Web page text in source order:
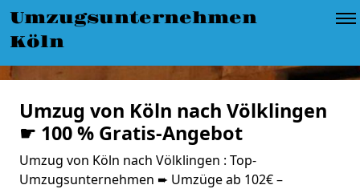
Umzugsunternehmen
Köln
Umzug von Köln nach Völklingen
☛ 100 % Gratis-Angebot
Umzug von Köln nach Völklingen : Top-
Umzugsunternehmen ➨ Umzüge ab 102€ –